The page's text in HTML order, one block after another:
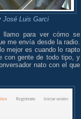
José Luis Garci
para ver cómo se
me envía desde la radio.
lo mejor es cuando lo rapto
con gente de todo tipo, y
nato con el que